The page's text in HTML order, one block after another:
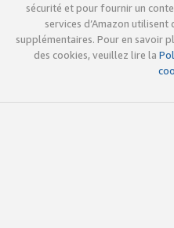
sécurité et pour fournir un
services d’Amazon
supplémentaires. Pour en savoir
des cookies, veuillez lire la